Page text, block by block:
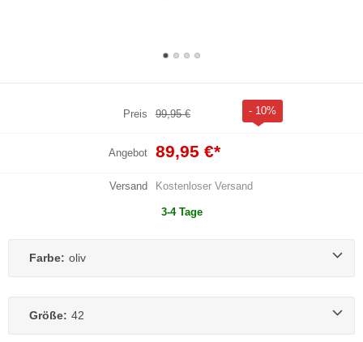
Preis 99,95 € - 10%
Angebot 89,95 €*
Versand Kostenloser Versand
3-4 Tage
Farbe: oliv
Größe: 42